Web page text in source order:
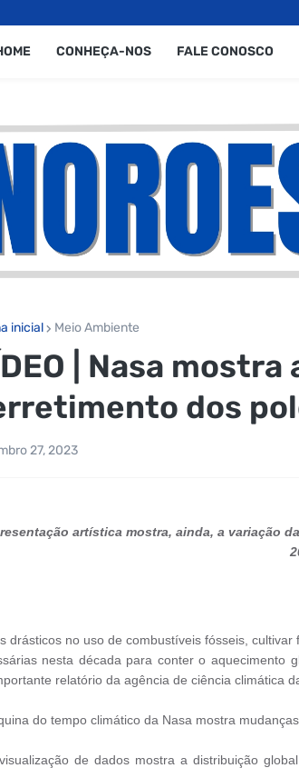
CONHEÇA-NOS FALE CONOSCO
inicial Meio Ambiente
| Nasa
dos
27, 2023
artística mostra, ainda, a variação
drásticos no uso de combustíveis fósseis,
nesta década para conter o aquecimento
relatório da agência de ciência climática
do tempo climático da Nasa mostra
de dados mostra a distribuição